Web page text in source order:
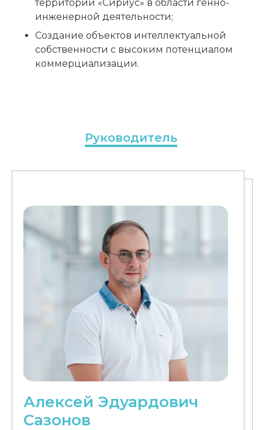
территории «Сириус» в области генно-
инженерной деятельности;
Создание объектов интеллектуальной
собственности с высоким потенциалом
коммерциализации.
Руководитель
Алексей Эдуардович
Сазонов